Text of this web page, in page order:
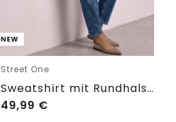
NEW
Street One
Sweatshirt mit Rundhals und Streifen
49,99 €